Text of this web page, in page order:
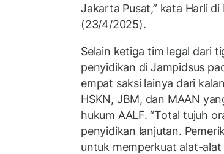
Jakarta Pusat,” kata Harli
(23/4/2025).
Selain ketiga tim legal dari
penyidikan di Jampidsus
empat saksi lainya dari
HSKN, JBM, dan MAAN
hukum AALF. “Total tujuh
penyidikan lanjutan.
untuk memperkuat alat-